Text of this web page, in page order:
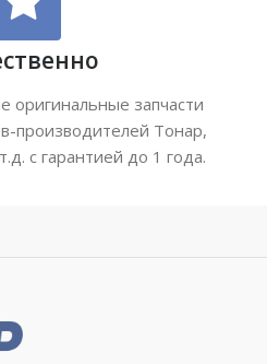
оригинальные запчасти
производителей Тонар,
с гарантией до 1 года.